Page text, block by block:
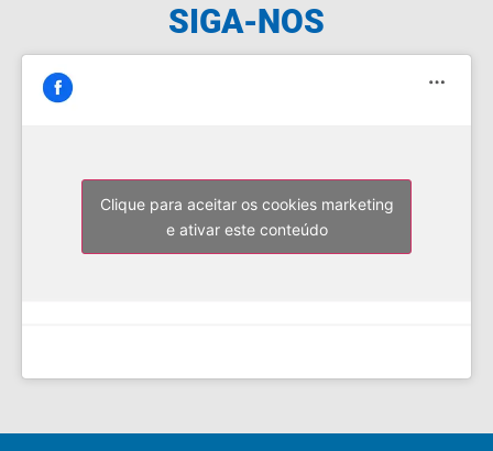
SIGA-NOS
Clique para aceitar os cookies marketing
e ativar este conteúdo